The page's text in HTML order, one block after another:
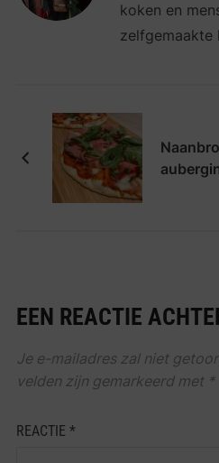
koken en
zelfgemaakte
EEN REACTIE
Je e-mailadres zal niet
velden zijn gemarkeerd met *
REACTIE *